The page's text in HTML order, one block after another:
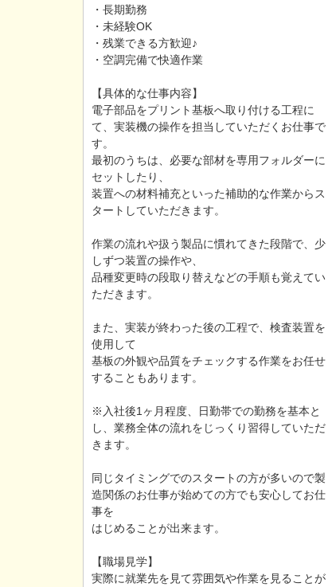
・長期勤務
・未経験OK
・残業できる方歓迎♪
・空調完備で快適作業
【具体的な仕事内容】
電子部品をプリント基板へ取り付ける工程に
て、実装機の操作を担当していただくお仕事で
す。
最初のうちは、必要な部材を専用フォルダーに
セットしたり、
装置への材料補充といった補助的な作業からス
タートしていただきます。
作業の流れや扱う製品に慣れてきた段階で、少
しずつ装置の操作や、
品種変更時の段取り替えなどの手順も覚えてい
ただきます。
また、実装が終わった後の工程で、検査装置を
使用して
基板の外観や品質をチェックする作業をお任せ
することもあります。
※入社後1ヶ月程度、日勤帯での勤務を基本と
し、業務全体の流れをじっくり習得していただ
きます。
同じタイミングでのスタートの方が多いので製
造関係のお仕事が始めての方でも安心してお仕
事を
はじめることが出来ます。
【職場見学】
実際に就業先を見て雰囲気や作業を見ることが